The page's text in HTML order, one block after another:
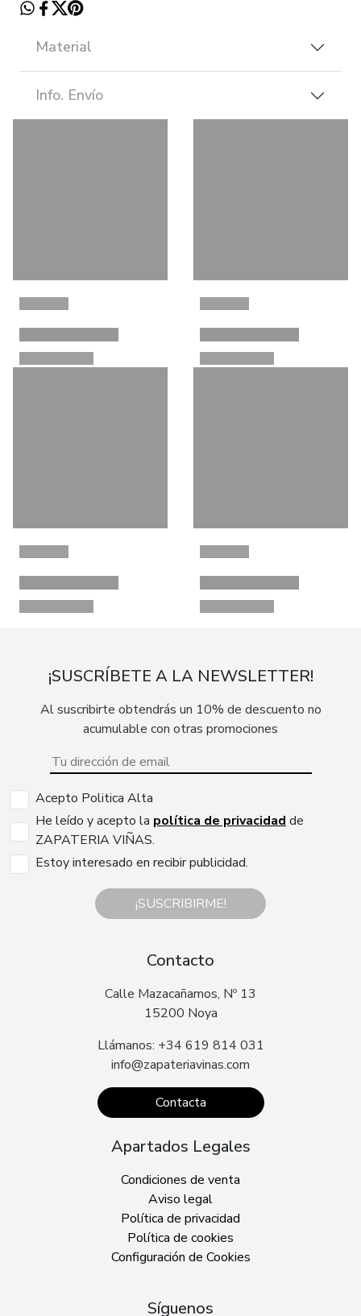
Material
Info. Envío
¡SUSCRÍBETE A LA NEWSLETTER!
Al suscribirte obtendrás un 10% de descuento no
acumulable con otras promociones
Acepto Politica Alta
He leído y acepto la política de privacidad de
ZAPATERIA VIÑAS.
Estoy interesado en recibir publicidad.
¡SUSCRIBIRME!
Contacto
Calle Mazacañamos, Nº 13
15200 Noya
Llámanos: +34 619 814 031
info@zapateriavinas.com
Contacta
Apartados Legales
Condiciones de venta
Aviso legal
Política de privacidad
Política de cookies
Configuración de Cookies
Síguenos